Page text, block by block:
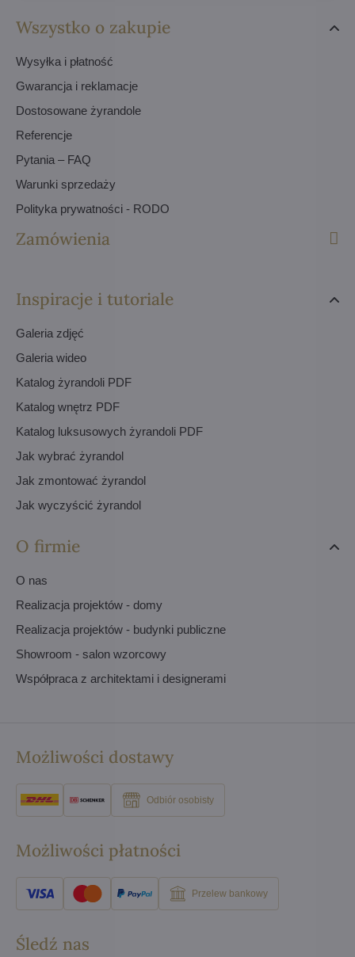
Wszystko o zakupie
Wysyłka i płatność
Gwarancja i reklamacje
Dostosowane żyrandole
Referencje
Pytania – FAQ
Warunki sprzedaży
Polityka prywatności - RODO
Zamówienia
Inspiracje i tutoriale
Galeria zdjęć
Galeria wideo
Katalog żyrandoli PDF
Katalog wnętrz PDF
Katalog luksusowych żyrandoli PDF
Jak wybrać żyrandol
Jak zmontować żyrandol
Jak wyczyścić żyrandol
O firmie
O nas
Realizacja projektów - domy
Realizacja projektów - budynki publiczne
Showroom - salon wzorcowy
Współpraca z architektami i designerami
Możliwości dostawy
Odbiór osobisty
Możliwości płatności
Przelew bankowy
Śledź nas